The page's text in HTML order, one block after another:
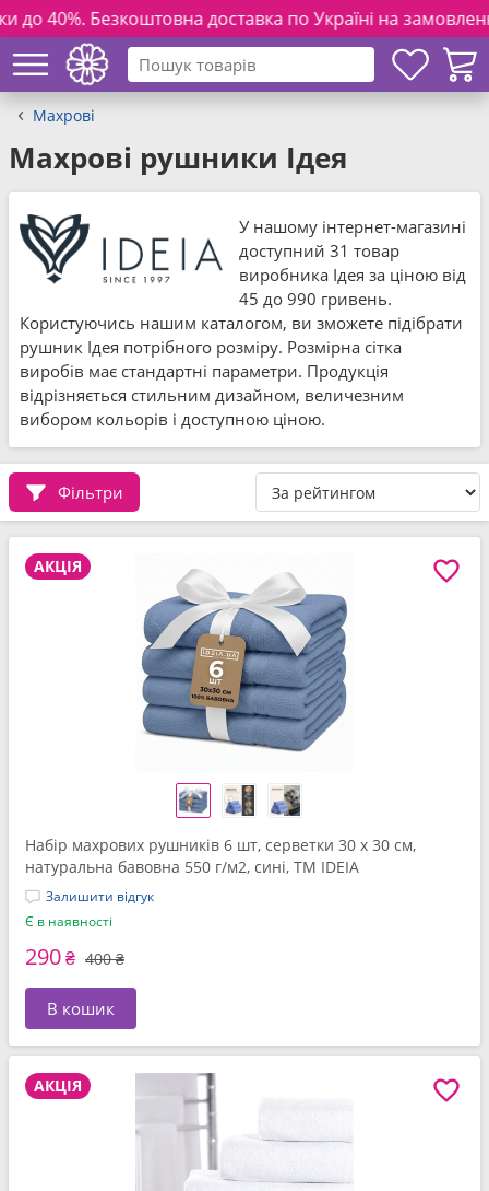
доставка по Україні на замовлення від 3000
Махрові
Махрові рушники Ідея
У нашому інтернет-магазині
доступний 31 товар
виробника Ідея за ціною від
45 до 990 гривень.
Користуючись нашим каталогом, ви зможете підібрати
рушник Ідея потрібного розміру. Розмірна сітка
виробів має стандартні параметри. Продукція
відрізняється стильним дизайном, величезним
вибором кольорів і доступною ціною.
Фільтри
АКЦІЯ
Набір махрових рушників 6 шт, серветки 30 x 30 см,
натуральна бавовна 550 г/м2, сині, ТМ IDEIA
Залишити відгук
Є в наявності
290₴ 400 ₴
В кошик
АКЦІЯ